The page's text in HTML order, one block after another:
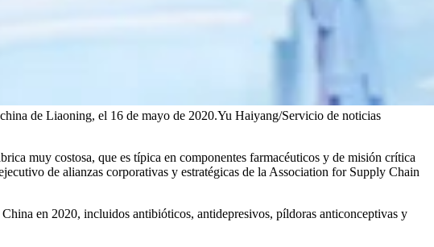
de Liaoning, el 16 de mayo de 2020.Yu Haiyang/Servicio de noticias
muy costosa, que es típica en componentes farmacéuticos y de misión crítica
de alianzas corporativas y estratégicas de la Association for Supply Chain
en 2020, incluidos antibióticos, antidepresivos, píldoras anticonceptivas y